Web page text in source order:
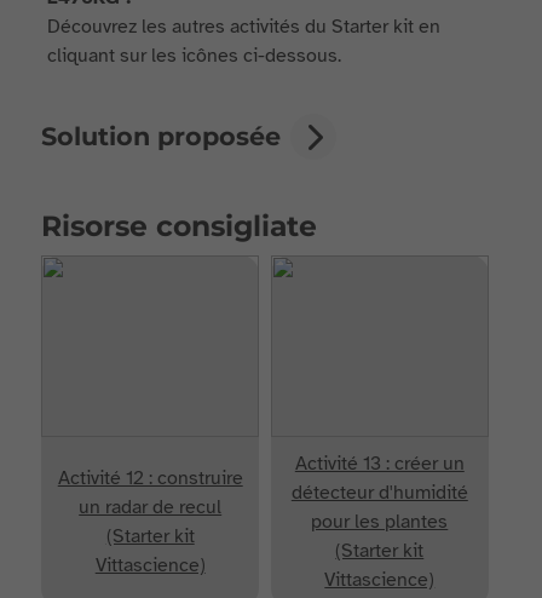
Découvrez les autres activités du Starter kit en
cliquant sur les icônes ci-dessous.
Solution proposée
Risorse consigliate
Activité 12 : construire
un radar de recul
(Starter kit
Vittascience)
Activité 13 : créer un
détecteur d'humidité
pour les plantes
(Starter kit
Vittascience)